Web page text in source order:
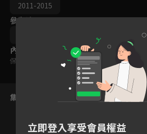
2011-2015
參與演員
內容標籤
保護級
集數列表
立即登入享受會員權益